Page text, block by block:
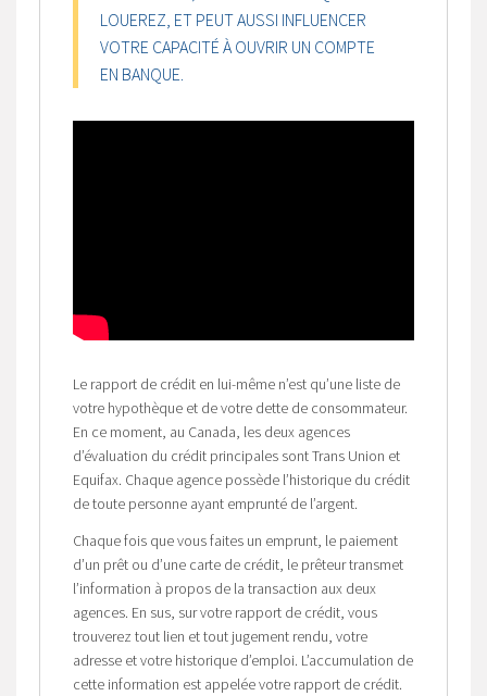
LOUEREZ, ET PEUT AUSSI INFLUENCER
VOTRE CAPACITÉ À OUVRIR UN COMPTE
EN BANQUE.
Le rapport de crédit en lui-même n’est qu’une liste de
votre hypothèque et de votre dette de consommateur.
En ce moment, au Canada, les deux agences
d’évaluation du crédit principales sont Trans Union et
Equifax. Chaque agence possède l’historique du crédit
de toute personne ayant emprunté de l’argent.
Chaque fois que vous faites un emprunt, le paiement
d’un prêt ou d’une carte de crédit, le prêteur transmet
l’information à propos de la transaction aux deux
agences. En sus, sur votre rapport de crédit, vous
trouverez tout lien et tout jugement rendu, votre
adresse et votre historique d’emploi. L’accumulation de
cette information est appelée votre rapport de crédit.